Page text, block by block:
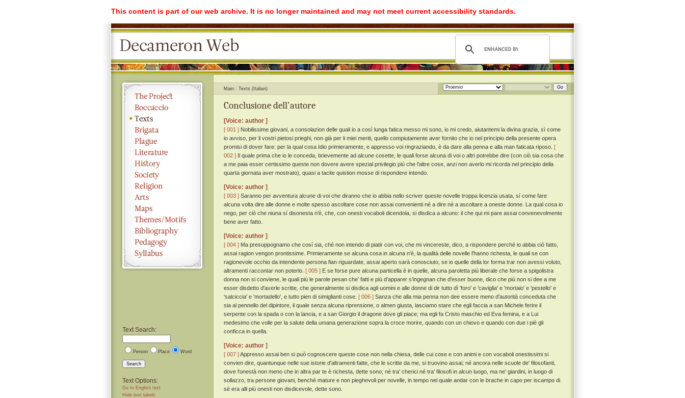
This content is part of our web archive. It is no longer maintained and may not meet current accessibility standards.
Text Search:
Person Place Word
Search
Text Options:
Go to English text
Hide text labels
Main Texts (Italian)
Conclusione dell'autore
[Voice: author ]
[ 001 ] Nobilissime giovani, a consolazion delle quali io a così lunga fatica messo mi sono, io mi credo, aiutantemi la divina grazia, sì come
io avviso, per li vostri pietosi prieghi, non già per li miei meriti, quello compiutamente aver fornito che io nel principio della presente opera
promisi di dover fare: per la qual cosa Idio primieramente, e appresso voi ringraziando, è da dare alla penna e alla man faticata riposo. [
002 ] Il quale prima che io le conceda, brievemente ad alcune cosette, le quali forse alcuna di voi o altri potrebbe dire (con ciò sia cosa che
a me paia esser certissimo queste non dovere avere spezial privilegio piú che l'altre cose, anzi non averlo mi ricorda nel principio della
quarta giornata aver mostrato), quasi a tacite quistion mosse di rispondere intendo.
[Voice: author ]
[ 003 ] Saranno per avventura alcune di voi che diranno che io abbia nello scriver queste novelle troppa licenzia usata, sí come fare
alcuna volta dire alle donne e molte spesso ascoltare cose non assai convenienti né a dire né a ascoltare a oneste donne. La qual cosa io
nego, per ciò che niuna sí disonesta n'è, che, con onesti vocaboli dicendola, si disdica a alcuno: il che qui mi pare assai convenevolmente
bene aver fatto.
[Voice: author ]
[ 004 ] Ma presuppognamo che cosí sia, ché non intendo di piatir con voi, che mi vincereste, dico, a rispondere perché io abbia ciò fatto,
assai ragion vengon prontissime. Primieramente se alcuna cosa in alcuna n'è, la qualità delle novelle l'hanno richesta, le quali se con
ragionevole occhio da intendente persona fian riguardate, assai aperto sarà conosciuto, se io quelle della lor forma trar non avessi voluto,
altramenti raccontar non poterlo. [ 005 ] E se forse pure alcuna particella è in quelle, alcuna paroletta piú liberale che forse a spigolistra
donna non si conviene, le quali piú le parole pesan che' fatti e piú d'apparer s'ingegnan che d'esser buone, dico che piú non si dee a me
esser disdetto d'averle scritte, che generalmente si disdica agli uomini e alle donne di dir tutto dì 'foro' e 'caviglia' e 'mortaio' e 'pestello' e
'salciccia' e 'mortadello', e tutto pien di simiglianti cose. [ 006 ] Sanza che alla mia penna non dee essere meno d'autorità conceduta che
sia al pennello del dipintore, il quale senza alcuna riprensione, o almen giusta, lasciamo stare che egli faccia a san Michele ferire il
serpente con la spada o con la lancia, e a san Giorgio il dragone dove gli piace; ma egli fa Cristo maschio ed Eva femina, e a Lui
medesimo che volle per la salute della umana generazione sopra la croce morire, quando con un chiovo e quando con due i piè gli
conficca in quella.
[Voice: author ]
[ 007 ]Appresso assai ben si può cognoscere queste cose non nella chiesa, delle cui cose e con animi e con vocaboli onestissimi si
convien dire, quantunque nelle sue istorie d'altramenti fatte, che le scritte da me, si truovino assai; né ancora nelle scuole de' filosofanti,
dove l'onestà non meno che in altra par te è richesta, dette sono; né tra' cherici né tra' filosofi in alcun luogo, ma ne' giardini, in luogo di
sollazzo, tra persone giovani, benché mature e non pieghevoli per novelle, in tempo nel quale andar con le brache in capo per iscampo di
sé era alli piú onesti non disdicevole, dette sono.